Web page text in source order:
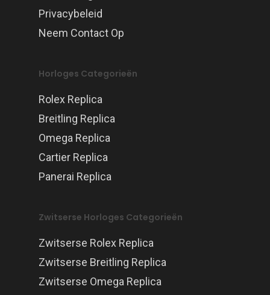
Privacybeleid
Neem Contact Op
Horloges Categorieën
Rolex Replica
Breitling Replica
Omega Replica
Cartier Replica
Panerai Replica
Zwitserse Horloges Categorieën
Zwitserse Rolex Replica
Zwitserse Breitling Replica
Zwitserse Omega Replica